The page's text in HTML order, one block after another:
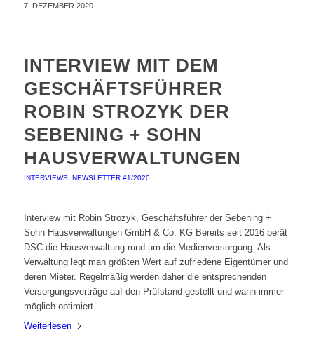
7. DEZEMBER 2020
INTERVIEW MIT DEM
GESCHÄFTSFÜHRER
ROBIN STROZYK DER
SEBENING + SOHN
HAUSVERWALTUNGEN
INTERVIEWS, NEWSLETTER #1/2020
Interview mit Robin Strozyk, Geschäftsführer der Sebening +
Sohn Hausverwaltungen GmbH & Co. KG Bereits seit 2016 berät
DSC die Hausverwaltung rund um die Medienversorgung. Als
Verwaltung legt man größten Wert auf zufriedene Eigentümer und
deren Mieter. Regelmäßig werden daher die entsprechenden
Versorgungsverträge auf den Prüfstand gestellt und wann immer
möglich optimiert.
Weiterlesen